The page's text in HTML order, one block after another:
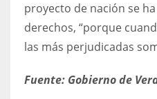
proyecto de nación se
derechos, “porque
las más perjudicadas
Fuente: Gobierno de